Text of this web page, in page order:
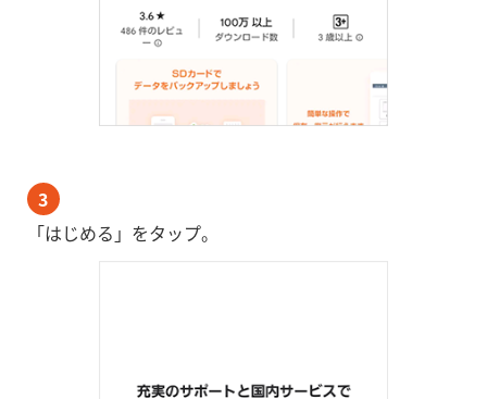
3
「はじめる」をタップ。